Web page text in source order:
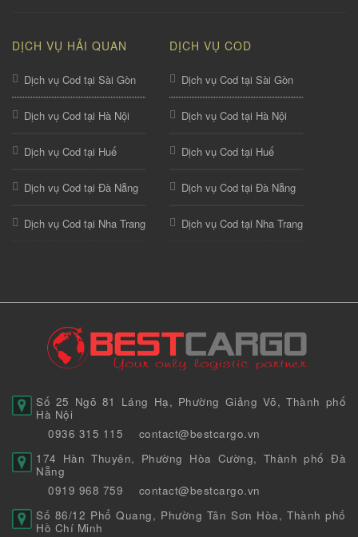
DỊCH VỤ HẢI QUAN
Dịch vụ Cod tại Sài Gòn
Dịch vụ Cod tại Hà Nội
Dịch vụ Cod tại Huế
Dịch vụ Cod tại Đà Nẵng
Dịch vụ Cod tại Nha Trang
DỊCH VỤ COD
Dịch vụ Cod tại Sài Gòn
Dịch vụ Cod tại Hà Nội
Dịch vụ Cod tại Huế
Dịch vụ Cod tại Đà Nẵng
Dịch vụ Cod tại Nha Trang
Số 25 Ngõ 81 Láng Hạ, Phường Giảng Võ, Thành phố
Hà Nội
0936 315 115
contact@bestcargo.vn
174 Hàn Thuyên, Phường Hòa Cường, Thành phố Đà
Nẵng
0919 968 759
contact@bestcargo.vn
Số 86/12 Phổ Quang, Phường Tân Sơn Hòa, Thành phố
Hồ Chí Minh